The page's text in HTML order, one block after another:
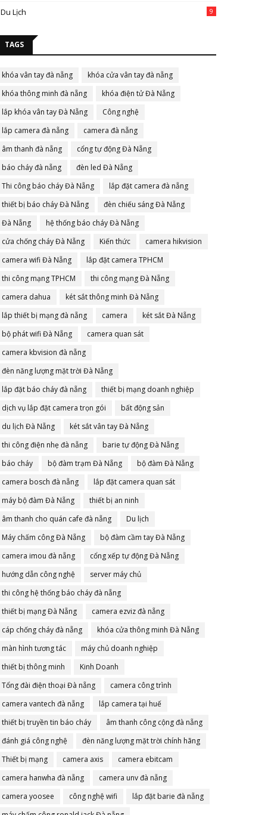
Du Lịch 9
TAGS
khóa vân tay đà nẵng
khóa cửa vân tay đà nẵng
khóa thông minh đà nẵng
khóa điện tử Đà Nẵng
lắp khóa vân tay Đà Nẵng
Công nghệ
lắp camera đà nẵng
camera đà nẵng
âm thanh đà nẵng
cổng tự động Đà Nẵng
báo cháy đà nẵng
đèn led Đà Nẵng
Thi công báo cháy Đà Nẵng
lắp đặt camera đà nẵng
thiết bị báo cháy Đà Nẵng
đèn chiếu sáng Đà Nẵng
Đà Nẵng
hệ thống báo cháy Đà Nẵng
cửa chống cháy Đà Nẵng
Kiến thức
camera hikvision
camera wifi Đà Nẵng
lắp đặt camera TPHCM
thi công mạng TPHCM
thi công mạng Đà Nẵng
camera dahua
két sắt thông minh Đà Nẵng
lắp thiết bị mạng đà nẵng
camera
két sắt Đà Nẵng
bộ phát wifi Đà Nẵng
camera quan sát
camera kbvision đà nẵng
đèn năng lượng mặt trời Đà Nẵng
lắp đặt báo cháy đà nẵng
thiết bị mạng doanh nghiệp
dịch vụ lắp đặt camera trọn gói
bất động sản
du lịch Đà Nẵng
két sắt vân tay Đà Nẵng
thi công điện nhẹ đà nẵng
barie tự động Đà Nẵng
báo cháy
bộ đàm trạm Đà Nẵng
bộ đàm Đà Nẵng
camera bosch đà nẵng
lắp đặt camera quan sát
máy bộ đàm Đà Nẵng
thiết bị an ninh
âm thanh cho quán cafe đà nẵng
Du lịch
Máy chấm công Đà Nẵng
bộ đàm cầm tay Đà Nẵng
camera imou đà nẵng
cổng xếp tự động Đà Nẵng
hướng dẫn công nghệ
server máy chủ
thi công hệ thống báo cháy đà nẵng
thiết bị mạng Đà Nẵng
camera ezviz đà nẵng
cáp chống cháy đà nẵng
khóa cửa thông minh Đà Nẵng
màn hình tương tác
máy chủ doanh nghiệp
thiết bị thông minh
Kinh Doanh
Tổng đài điện thoại Đà nẵng
camera công trình
camera vantech đà nẵng
lắp camera tại huế
thiết bị truyền tin báo cháy
âm thanh công cộng đà nẵng
đánh giá công nghệ
đèn năng lượng mặt trời chính hãng
Thiết bị mạng
camera axis
camera ebitcam
camera hanwha đà nẵng
camera unv đà nẵng
camera yoosee
công nghệ wifi
lắp đặt barie đà nẵng